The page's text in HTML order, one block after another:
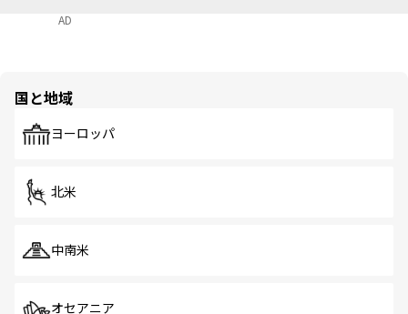
AD
国と地域
ヨーロッパ
北米
中南米
オセアニア